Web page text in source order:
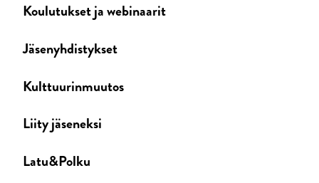
Koulutukset ja webinaarit
Jäsenyhdistykset
Kulttuurinmuutos
Liity jäseneksi
Latu&Polku